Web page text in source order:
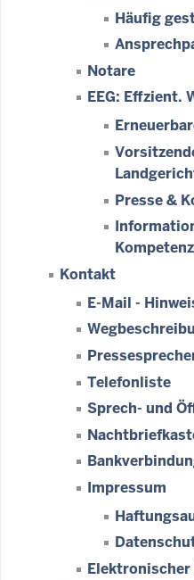
Häufig
Notare
EEG: Effzient.
Presse &
Kontakt
E-Mail -
Telefonliste
Sprech- und
Impressum